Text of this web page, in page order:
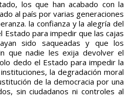
los que han acabado con la
al país por varias generaciones
la confianza y la alegría del
Estado para impedir que las cajas
sido saqueadas y que los
que nadie les exija devolver el
dedo el Estado para impedir la
la degradación moral
de la democracia por una
sin ciudadanos ni controles al